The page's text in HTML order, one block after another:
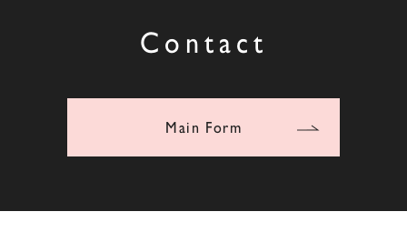
Contact
Main Form